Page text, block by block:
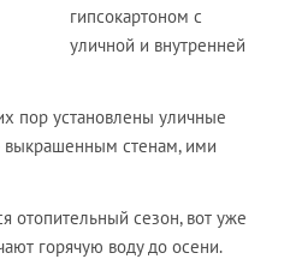
гипсокартоном с
уличной и внутренней
пор установлены уличные
выкрашенным стенам, ими
отопительный сезон, вот уже
горячую воду до осени.